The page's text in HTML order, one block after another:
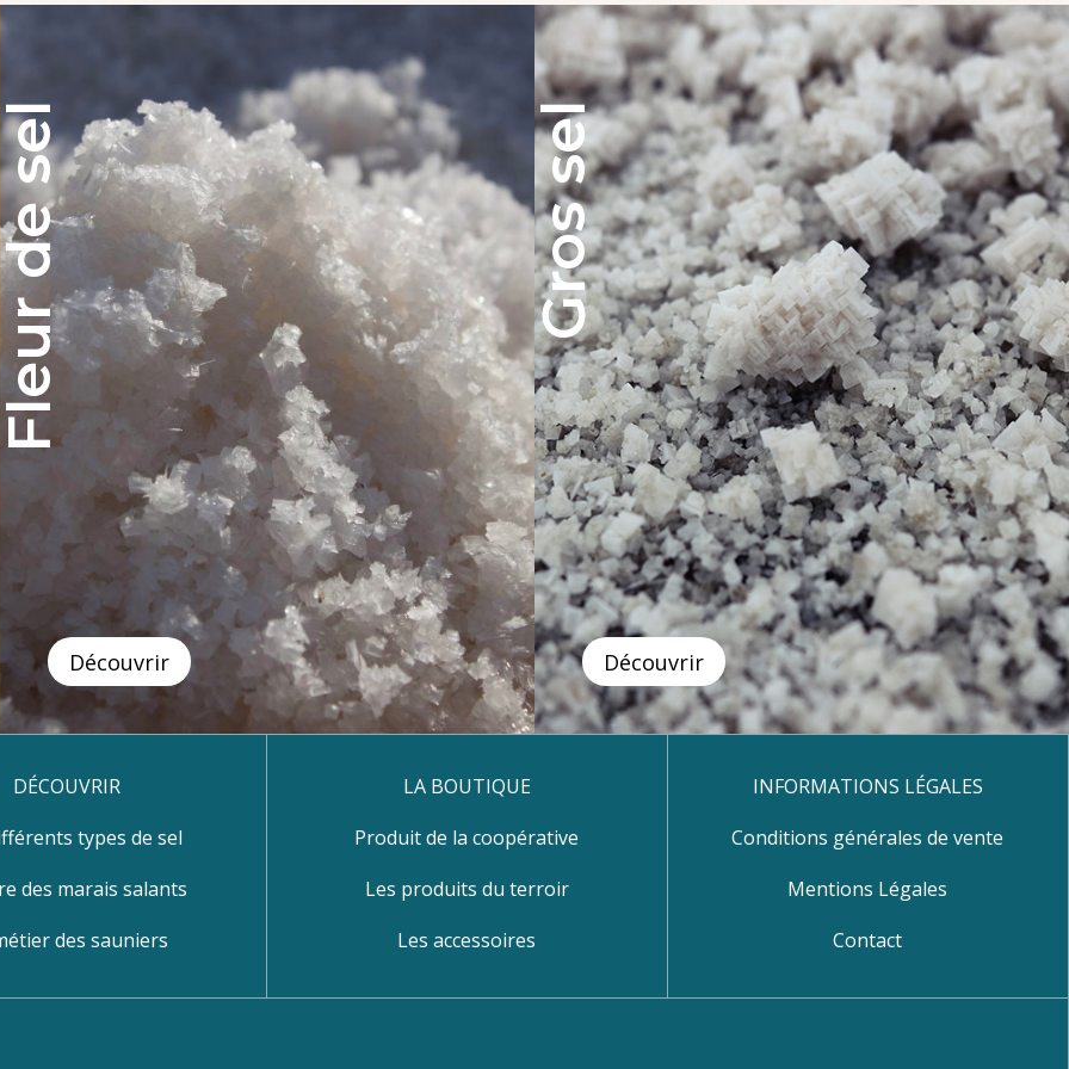
sel
Découvrir
Gros sel
Découvrir
DÉCOUVRIR
types de sel
des marais salants
des sauniers
LA BOUTIQUE
Produit de la coopérative
Les produits du terroir
Les accessoires
INFORMATIONS LÉGALES
Conditions générales de vente
Mentions Légales
Contact